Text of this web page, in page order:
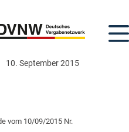
10. September 2015
vom 10/09/2015 Nr.